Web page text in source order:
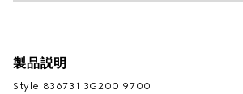
製品説明
Style ‎836731 3G200 9700